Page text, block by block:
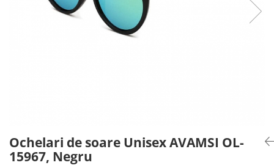
Ochelari de soare Unisex AVAMSI OL-
15967, Negru